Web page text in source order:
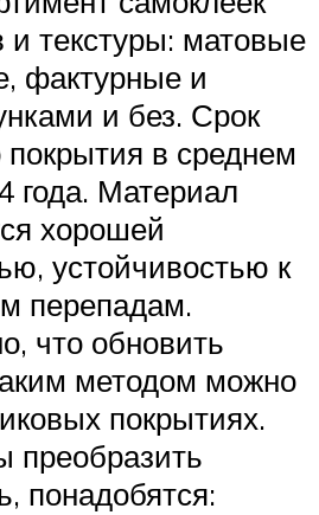
и текстуры: матовые
фактурные и
и без. Срок
покрытия в среднем
года. Материал
хорошей
устойчивостью к
перепадам.
что обновить
методом можно
покрытиях.
преобразить
понадобятся: